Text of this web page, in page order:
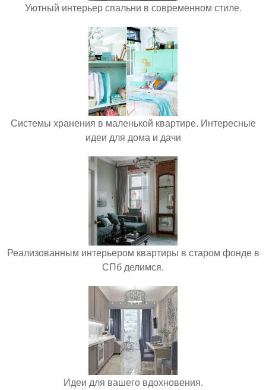
Уютный интерьер спальни в современном стиле.
Системы хранения в маленькой квартире. Интересные
идеи для дома и дачи
Реализованным интерьером квартиры в старом фонде в
СПб делимся.
Идеи для вашего вдохновения.